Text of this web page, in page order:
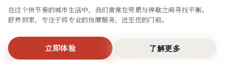
在这个快节奏的城市生活中，我们常常在劳累与停歇之间寻找平衡。
舒养到家，专注于将专业的按摩服务，送至您的门前。
立即体验 了解更多